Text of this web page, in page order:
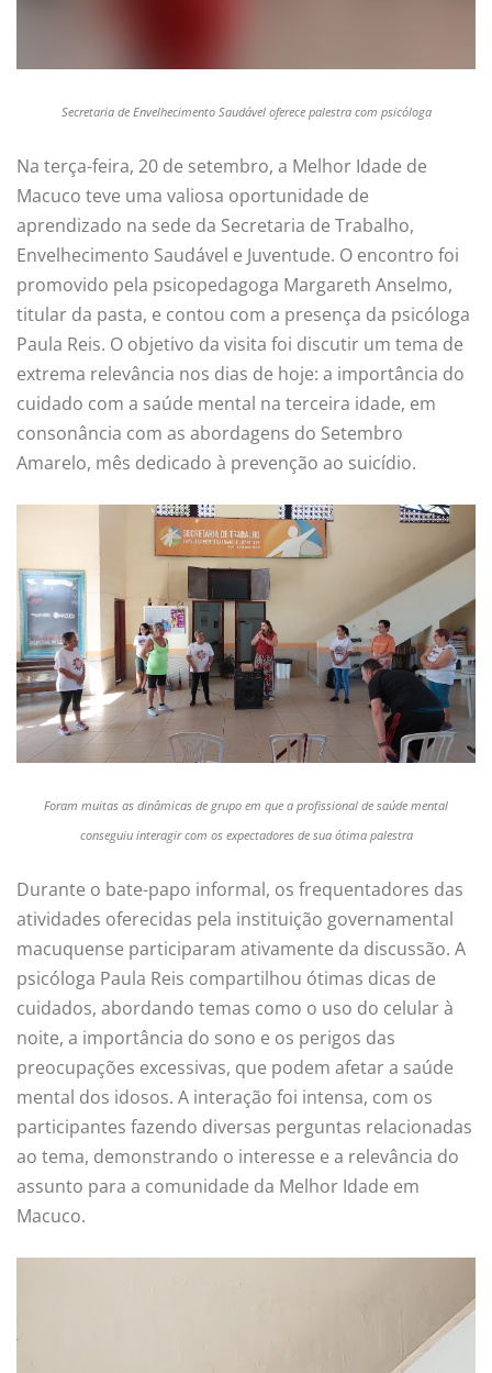
Secretaria de Envelhecimento Saudável oferece palestra com psicóloga
Na terça-feira, 20 de setembro, a Melhor Idade de
Macuco teve uma valiosa oportunidade de
aprendizado na sede da Secretaria de Trabalho,
Envelhecimento Saudável e Juventude. O encontro foi
promovido pela psicopedagoga Margareth Anselmo,
titular da pasta, e contou com a presença da psicóloga
Paula Reis. O objetivo da visita foi discutir um tema de
extrema relevância nos dias de hoje: a importância do
cuidado com a saúde mental na terceira idade, em
consonância com as abordagens do Setembro
Amarelo, mês dedicado à prevenção ao suicídio.
Foram muitas as dinâmicas de grupo em que a profissional de saúde mental
conseguiu interagir com os expectadores de sua ótima palestra
Durante o bate-papo informal, os frequentadores das
atividades oferecidas pela instituição governamental
macuquense participaram ativamente da discussão. A
psicóloga Paula Reis compartilhou ótimas dicas de
cuidados, abordando temas como o uso do celular à
noite, a importância do sono e os perigos das
preocupações excessivas, que podem afetar a saúde
mental dos idosos. A interação foi intensa, com os
participantes fazendo diversas perguntas relacionadas
ao tema, demonstrando o interesse e a relevância do
assunto para a comunidade da Melhor Idade em
Macuco.